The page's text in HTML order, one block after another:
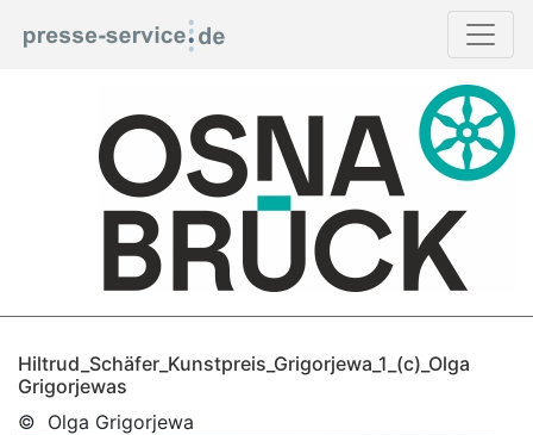
Hiltrud_Schäfer_Kunstpreis_Grigorjewa_1_(c)_Olga
Grigorjewas
© Olga Grigorjewa